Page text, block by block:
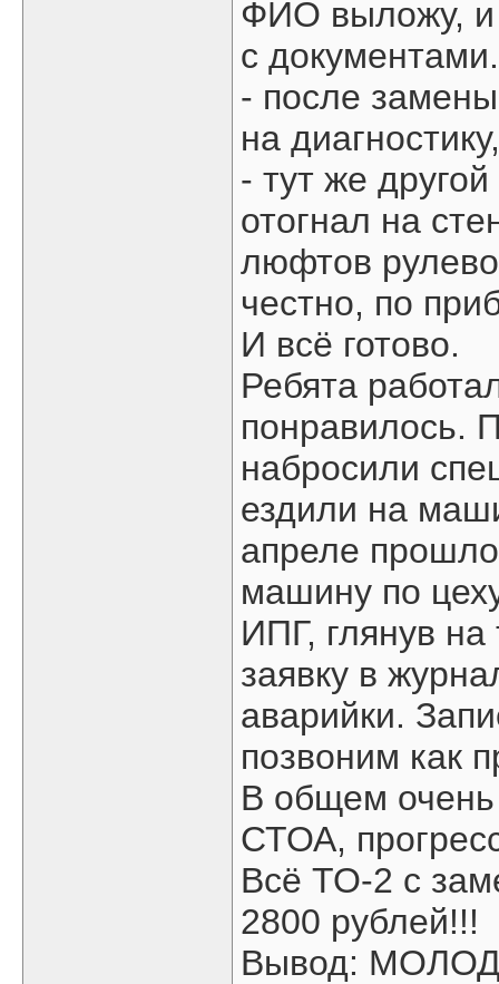
ФИО выложу, и
с документами.
- после
на
- тут же
отогнал на
люфтов
честно, по
И всё готово.
Ребята
понравилось.
набросили
ездили на
апреле
машину по
ИПГ, глянув
заявку в
аварийки.
позвоним как
В общем
СТОА,
Всё ТО-2 с
2800 рублей!!!
Вывод: